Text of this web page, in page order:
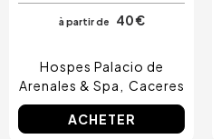
à partir de 40 €
Hospes Palacio de
Arenales & Spa
Caceres
ACHETER